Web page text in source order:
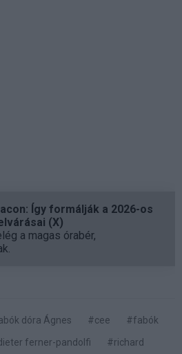
Így formálják a 2026-os
(X)
a magas órabér,
dóra Ágnes #cee
#fabók
ferner-pandolfi
#richard